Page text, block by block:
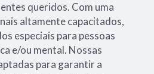
queridos. Com uma
altamente capacitados,
especiais para pessoas
e/ou mental. Nossas
para garantir a